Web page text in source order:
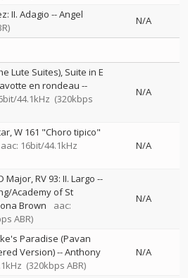
II. Adagio --Angel
N/A
Lute Suites), Suite in E
en rondeau --
44.1kHz (320kbps
N/A
W 161 "Choro tipico"
aac: 16bit/44.1kHz
N/A
RV 93: II. Largo --
Academy of St
Brown
aac:
ABR)
N/A
Paradise (Pavan
Version)--Anthony
(320kbps ABR)
N/A